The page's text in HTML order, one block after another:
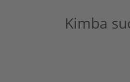
Kimba